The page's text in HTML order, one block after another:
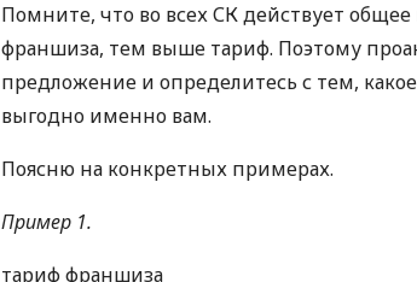
Помните, что во всех СК действует
франшиза, тем выше тариф. Поэтому
предложение и определитесь с тем,
выгодно именно вам.
Поясню на конкретных примерах.
Пример 1.
тариф франшиза